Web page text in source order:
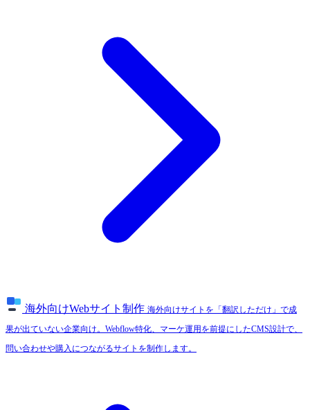
海外向けWebサイト制作 海外向けサイトを「翻訳しただけ」で成
果が出ていない企業向け。Webflow特化、マーケ運用を前提にしたCMS設計で、
問い合わせや購入につながるサイトを制作します。